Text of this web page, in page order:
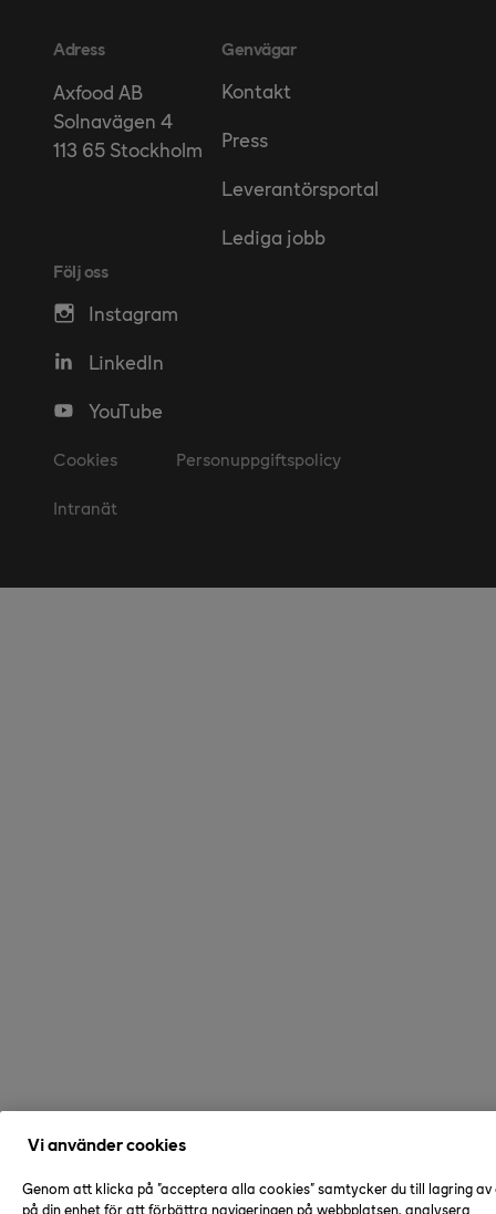
Adress
Axfood AB
Solnavägen 4
113 65 Stockholm
Genvägar
Kontakt
Press
Leverantörsportal
Lediga jobb
Följ oss
Instagram
LinkedIn
YouTube
Cookies Personuppgiftspolicy
Intranät
Vi använder cookies
Genom att klicka på "acceptera alla cookies" samtycker du till lagring av
på din enhet för att förbättra navigeringen på webbplatsen, analysera